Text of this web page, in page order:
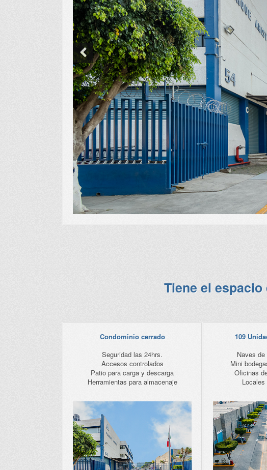
Previous
Tiene el
Condominio cerrado
Seguridad las 24hrs.
Accesos controlados
Patio para carga y descarga
Herramientas para almacenaje
109
Naves de
Mini
Oficinas